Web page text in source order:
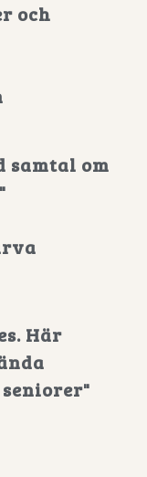
och
samtal om
Här